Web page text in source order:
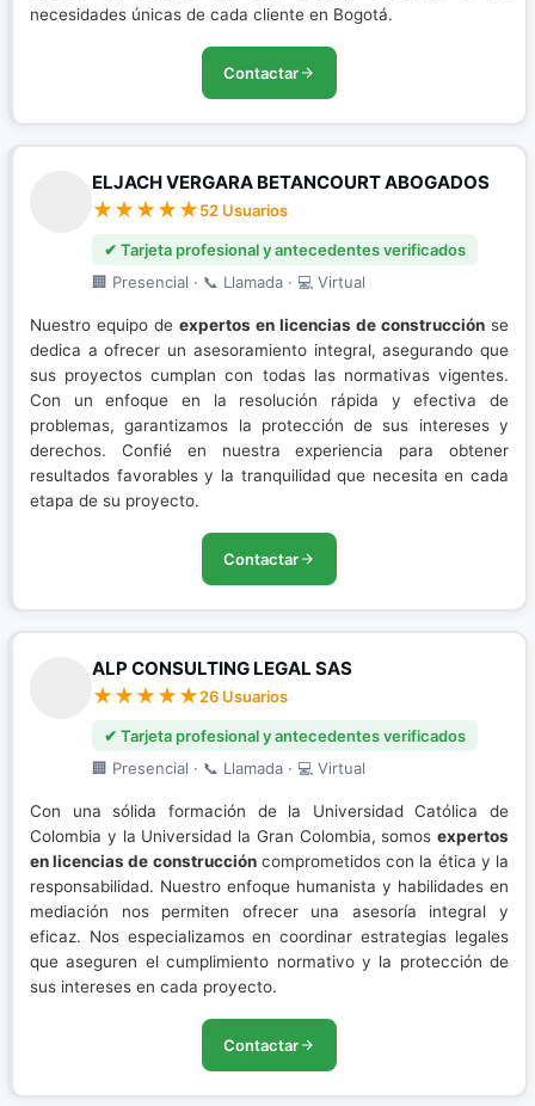
necesidades únicas de cada cliente en Bogotá.
Contactar
ELJACH VERGARA BETANCOURT ABOGADOS
52 Usuarios
✔ Tarjeta profesional y antecedentes verificados
🏢 Presencial · 📞 Llamada · 💻 Virtual
Nuestro equipo de expertos en licencias de construcción se
dedica a ofrecer un asesoramiento integral, asegurando que
sus proyectos cumplan con todas las normativas vigentes.
Con un enfoque en la resolución rápida y efectiva de
problemas, garantizamos la protección de sus intereses y
derechos. Confié en nuestra experiencia para obtener
resultados favorables y la tranquilidad que necesita en cada
etapa de su proyecto.
Contactar
ALP CONSULTING LEGAL SAS
26 Usuarios
✔ Tarjeta profesional y antecedentes verificados
🏢 Presencial · 📞 Llamada · 💻 Virtual
Con una sólida formación de la Universidad Católica de
Colombia y la Universidad la Gran Colombia, somos expertos
en licencias de construccióncomprometidos con la ética y la
responsabilidad. Nuestro enfoque humanista y habilidades en
mediación nos permiten ofrecer una asesoría integral y
eficaz. Nos especializamos en coordinar estrategias legales
que aseguren el cumplimiento normativo y la protección de
sus intereses en cada proyecto.
Contactar